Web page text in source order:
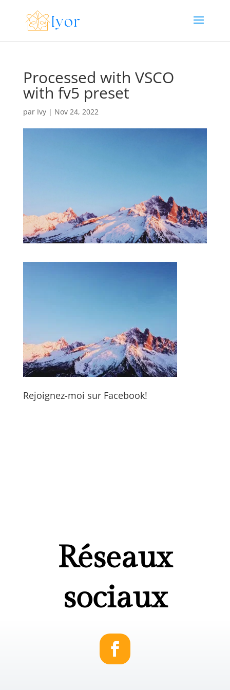
Processed with VSCO
with fv5 preset
par Ivy| Nov 24, 2022
Rejoignez-moi sur Facebook!
Réseaux
sociaux